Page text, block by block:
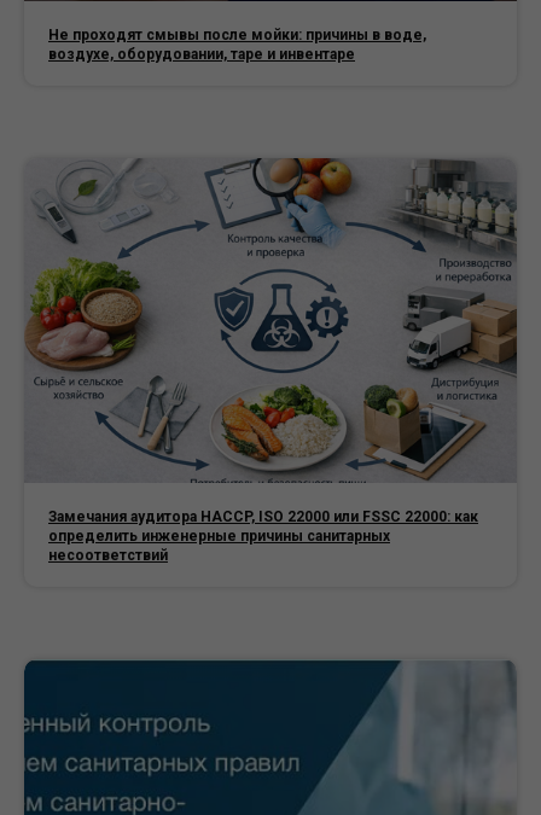
Не проходят смывы после мойки: причины в воде,
воздухе, оборудовании, таре и инвентаре
Замечания аудитора HACCP, ISO 22000 или FSSC 22000: как
определить инженерные причины санитарных
несоответствий